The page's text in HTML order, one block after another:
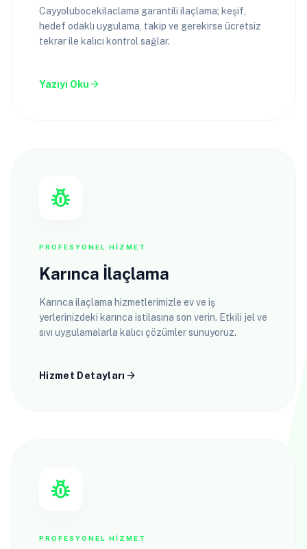
Cayyolubocekilaclama garantili ilaçlama; keşif,
hedef odaklı uygulama, takip ve gerekirse ücretsiz
tekrar ile kalıcı kontrol sağlar.
Yazıyı Oku arrow_forward
pest_control
PROFESYONEL HIZMET
Karınca İlaçlama
Karınca ilaçlama hizmetlerimizle ev ve iş
yerlerinizdeki karınca istilasına son verin. Etkili jel ve
sıvı uygulamalarla kalıcı çözümler sunuyoruz.
Hizmet Detayları arrow_forward
pest_control
PROFESYONEL HIZMET